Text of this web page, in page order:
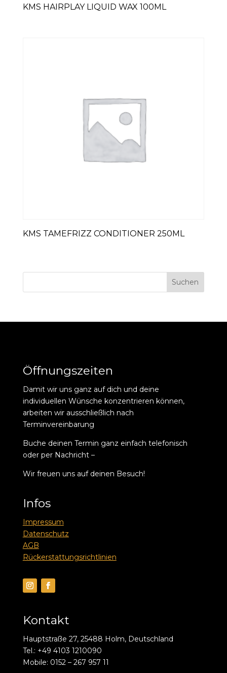
KMS HAIRPLAY LIQUID WAX 100ML
KMS TAMEFRIZZ CONDITIONER 250ML
Suchen
Öffnungszeiten
Damit wir uns ganz auf dich und deine
individuellen Wünsche konzentrieren können,
arbeiten wir ausschließlich nach
Terminvereinbarung
Buche deinen Termin ganz einfach telefonisch
oder per Nachricht –
Wir freuen uns auf deinen Besuch!
Infos
Impressum
Datenschutz
AGB
Rückerstattungsrichtlinien
Kontakt
Hauptstraße 27, 25488 Holm, Deutschland
Tel.: +49 4103 1210090
Mobile: 0152 – 267 957 11